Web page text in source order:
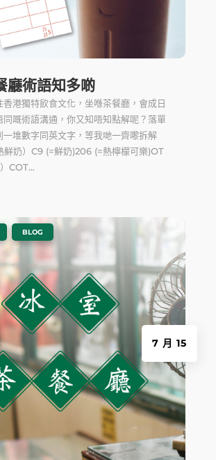
廳術語知多啲
香港獨特飲食文化，坐喺茶餐廳，會成日
同嘅術語溝通，你又知唔知點解呢？落單
一堆數字同英文字，等我哋一齊嚟拆解
鮮奶）C9 (=鮮奶)206 (=熱檸檬可樂)OT
COT...
7 月 15
BLOG